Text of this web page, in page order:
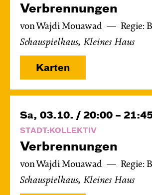
Verbren­nungen
von Wajdi Mouawad
Regie:
Schauspielhaus, Kleines Haus
Karten
Sa, 03.10. / 20:00 –
STADT:KOLLEKTIV
Verbren­nungen
von Wajdi Mouawad
Regie:
Schauspielhaus, Kleines Haus